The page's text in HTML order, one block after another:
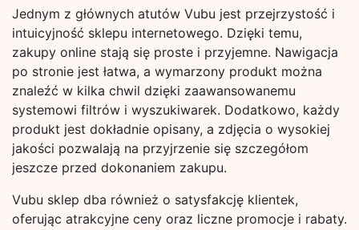
Jednym z głównych atutów Vubu jest przejrzystość i
intuicyjność sklepu internetowego. Dzięki temu,
zakupy online stają się proste i przyjemne. Nawigacja
po stronie jest łatwa, a wymarzony produkt można
znaleźć w kilka chwil dzięki zaawansowanemu
systemowi filtrów i wyszukiwarek. Dodatkowo, każdy
produkt jest dokładnie opisany, a zdjęcia o wysokiej
jakości pozwalają na przyjrzenie się szczegółom
jeszcze przed dokonaniem zakupu.
Vubu sklep dba również o satysfakcję klientek,
oferując atrakcyjne ceny oraz liczne promocje i rabaty.